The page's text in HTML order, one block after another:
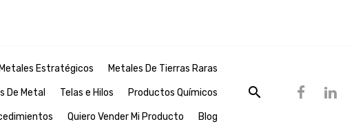
Metales Estratégicos Metales De Tierras Raras
De Metal Telas e Hilos Productos Químicos
Quiero Vender Mi Producto Blog